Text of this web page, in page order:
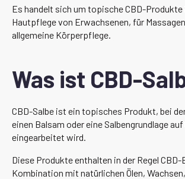
Es handelt sich um topische CBD-Produkte
Hautpflege von Erwachsenen, für
allgemeine Körperpflege.
Was ist CBD-
CBD-Salbe ist ein topisches Produkt, bei
einen Balsam oder eine Salbengrundlage auf
eingearbeitet wird.
Diese Produkte enthalten in der Regel
Kombination mit natürlichen Ölen,